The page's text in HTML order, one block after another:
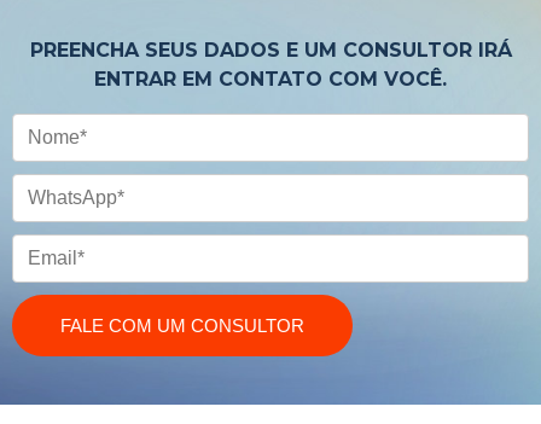
PREENCHA SEUS DADOS E UM CONSULTOR IRÁ
ENTRAR EM CONTATO COM VOCÊ.
Nome
WhatsApp
Email
FALE COM UM CONSULTOR